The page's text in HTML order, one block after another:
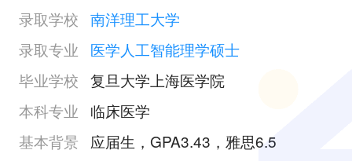
录取学校 南洋理工大学
录取专业
医学人工智能理学硕士
毕业学校 复旦大学上海医学院
本科专业
临床医学
基本背景
应届生，GPA3.43，雅思6.5